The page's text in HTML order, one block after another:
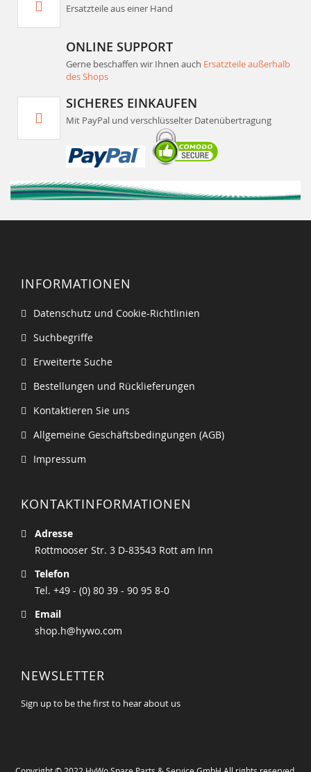
Ersatzteile aus einer Hand
ONLINE SUPPORT
Gerne beschaffen wir Ihnen auch Ersatzteile außerhalb
des Shops
SICHERES EINKAUFEN
Mit PayPal und verschlüsselter Datenübertragung
INFORMATIONEN
Datenschutz und Cookie-Richtlinien
Suchbegriffe
Erweiterte Suche
Bestellungen und Rücklieferungen
Kontaktieren Sie uns
Allgemeine Geschäftsbedingungen (AGB)
Impressum
KONTAKTINFORMATIONEN
Adresse
Rottmooser Str. 3 D-83543 Rott am Inn
Telefon
Tel. +49 - (0) 80 39 - 90 95 8-0
Email
shop.h@hywo.com
NEWSLETTER
Sign up to be the first to hear about us